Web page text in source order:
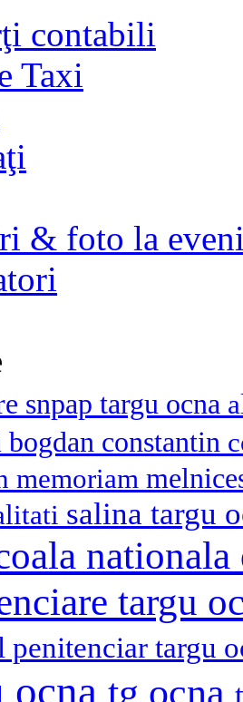
contabili
Taxi
& foto la
snpap targu ocna
bogdan constantin
memoriam
salina targu
targu
penitenciar targu
ocna tg ocna